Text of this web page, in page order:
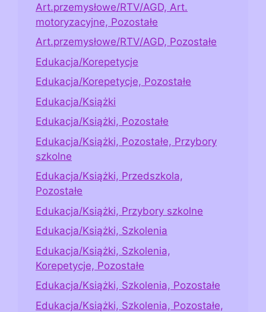
Art.przemysłowe/RTV/AGD, Art.
motoryzacyjne, Pozostałe
Art.przemysłowe/RTV/AGD, Pozostałe
Edukacja/Korepetycje
Edukacja/Korepetycje, Pozostałe
Edukacja/Książki
Edukacja/Książki, Pozostałe
Edukacja/Książki, Pozostałe, Przybory
szkolne
Edukacja/Książki, Przedszkola,
Pozostałe
Edukacja/Książki, Przybory szkolne
Edukacja/Książki, Szkolenia
Edukacja/Książki, Szkolenia,
Korepetycje, Pozostałe
Edukacja/Książki, Szkolenia, Pozostałe
Edukacja/Książki, Szkolenia, Pozostałe,